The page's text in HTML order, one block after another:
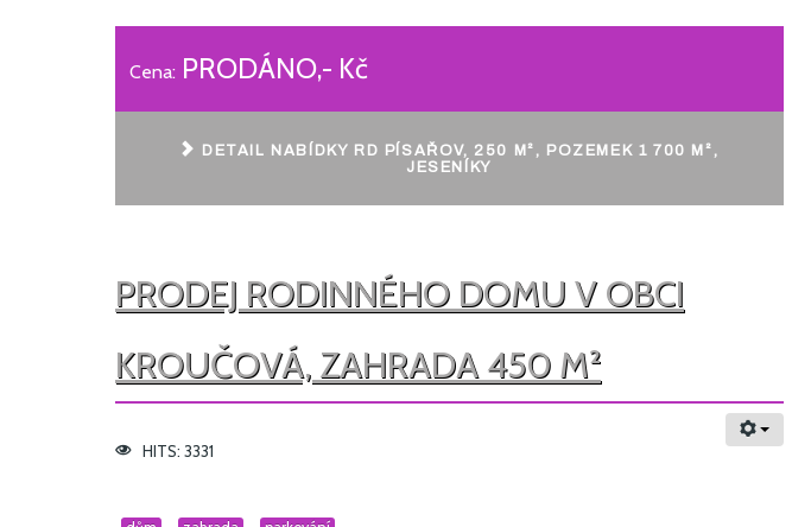
Cena: PRODÁNO,- Kč
DETAIL NABÍDKY RD PÍSAŘOV, 250 M², POZEMEK 1 700 M²,
JESENÍKY
PRODEJ RODINNÉHO DOMU V OBCI
KROUČOVÁ, ZAHRADA 450 M²
HITS: 3331